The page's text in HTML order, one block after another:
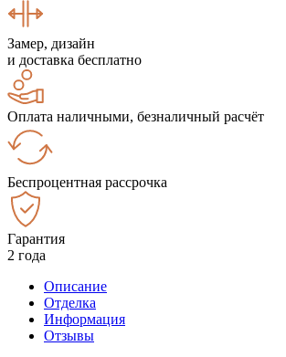
Замер, дизайн
и доставка бесплатно
Оплата наличными, безналичный расчёт
Беспроцентная рассрочка
Гарантия
2 года
Описание
Отделка
Информация
Отзывы